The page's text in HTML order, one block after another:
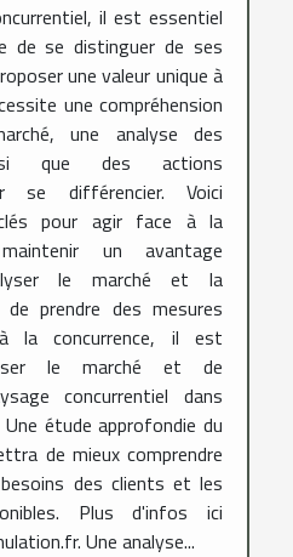
il est essentiel
de se distinguer de ses
une valeur unique à
une compréhension
une analyse des
que des actions
se différencier. Voici
pour agir face à la
un avantage
le marché et la
de prendre des mesures
la concurrence, il est
le marché et de
concurrentiel dans
étude approfondie du
de mieux comprendre
des clients et les
Plus d'infos ici
Une analyse...